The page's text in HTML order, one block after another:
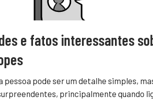
e fatos interessantes
pessoa pode ser um detalhe simples,
principalmente quando